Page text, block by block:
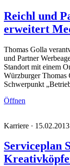
Reichl und
erweitert
Thomas Golla
und Partner
Standort mit einem
Würzburger Thomas
Schwerpunkt
Öffnen
Karriere · 15.02.2013
Serviceplan